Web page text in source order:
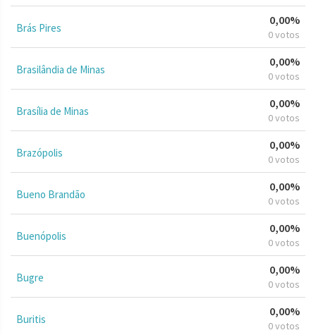
Brás Pires
0,00%
0 votos
Brasilândia de Minas
0,00%
0 votos
Brasília de Minas
0,00%
0 votos
Brazópolis
0,00%
0 votos
Bueno Brandão
0,00%
0 votos
Buenópolis
0,00%
0 votos
Bugre
0,00%
0 votos
Buritis
0,00%
0 votos